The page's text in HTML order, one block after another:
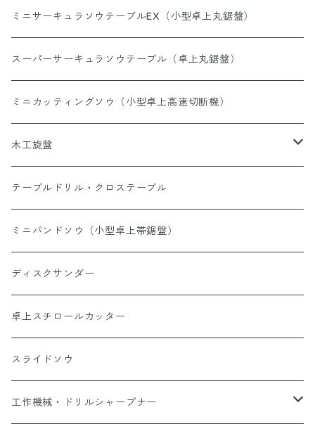
ワイヤーブラシ
ヤスリペーパー
回転ヤスリ・タングステンカッター
研磨剤
軸付ゴム砥石
ポリライトホイール
チャック・その他
トリマービット
ミニサーキュラソウテーブルEX（小型卓上丸鋸盤）
スーパーサーキュラソウテーブル（卓上丸鋸盤）
ミニカッティングソウ（小型卓上高速切断機）
木工旋盤
ミニウッドレース
ウッドレースDX
テーブルドリル・クロステーブル
ミニバンドソウ（小型卓上帯鋸盤）
ディスクサンダー
卓上スチロールカッター
スライドソウ
工作機械・ドリルシャープナー